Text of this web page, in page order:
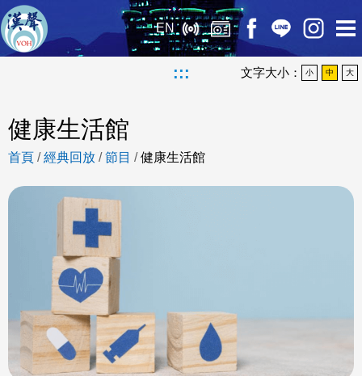
EN
::: 文字大小： 小 中 大
健康生活館
首頁 /經典回放 /節目 /健康生活館